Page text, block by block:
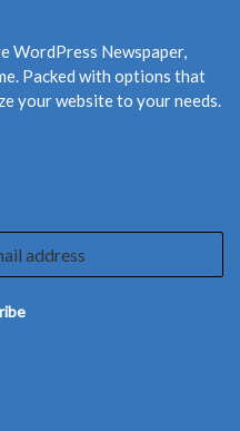
WordPress Newspaper,
Packed with options that
your website to your needs.